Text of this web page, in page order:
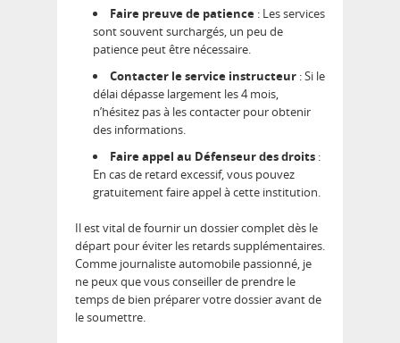
Faire preuve de patience : Les services
sont souvent surchargés, un peu de
patience peut être nécessaire.
Contacter le service instructeur : Si le
délai dépasse largement les 4 mois,
n’hésitez pas à les contacter pour obtenir
des informations.
Faire appel au Défenseur des droits :
En cas de retard excessif, vous pouvez
gratuitement faire appel à cette institution.
Il est vital de fournir un dossier complet dès le
départ pour éviter les retards supplémentaires.
Comme journaliste automobile passionné, je
ne peux que vous conseiller de prendre le
temps de bien préparer votre dossier avant de
le soumettre.